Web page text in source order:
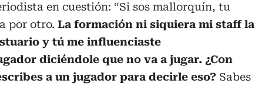
en cuestión: “Si sos mallorquín, tu
por otro. La formación ni siquiera mi staff la
y tú me influenciaste
diciéndole que no va a jugar. ¿Con
a un jugador para decirle eso? Sabes